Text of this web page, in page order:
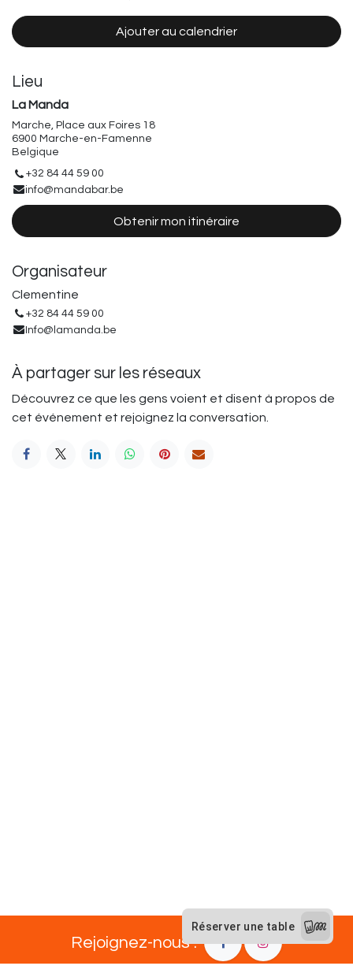
Ajouter au calendrier
Lieu
La Manda
Marche, Place aux Foires 18
6900 Marche-en-Famenne
Belgique
+32 84 44 59 00
info@mandabar.be
Obtenir mon itinéraire
Organisateur
Clementine
+32 84 44 59 00
Info@lamanda.be
À partager sur les réseaux
Découvrez ce que les gens voient et disent à propos de
cet événement et rejoignez la conversation.
Rejoignez-nous :